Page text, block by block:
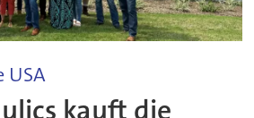
USA
kauft die